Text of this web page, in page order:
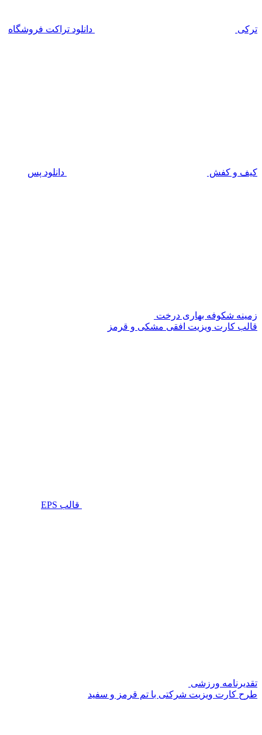
ترکی دانلود تراکت فروشگاه
کیف و کفش دانلود پس
زمینه شکوفه بهاری درخت
قالب کارت ویزیت افقی مشکی و قرمز
قالب EPS
تقدیرنامه ورزشی
طرح کارت ویزیت شرکتی با تم قرمز و سفید